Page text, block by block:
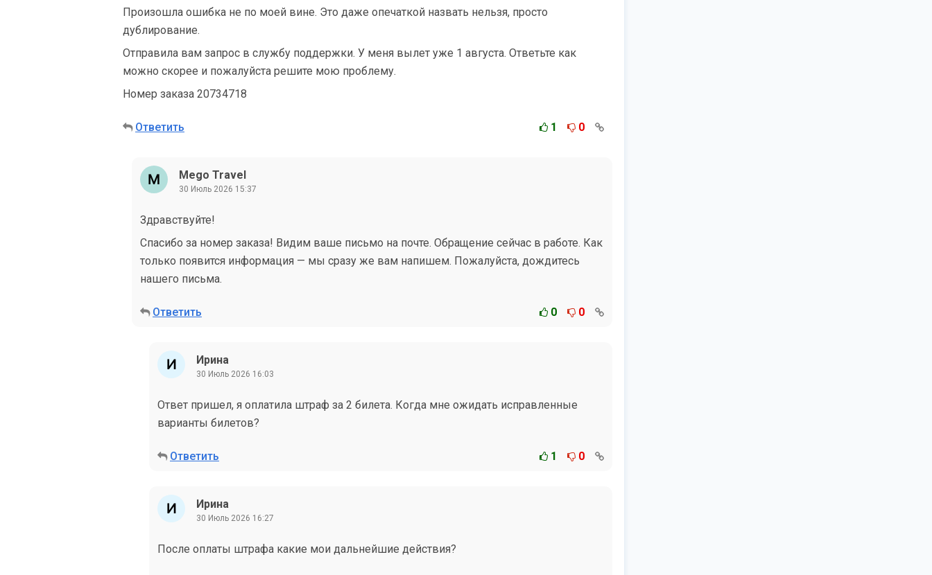
Произошла ошибка не по моей вине. Это даже опечаткой назвать нельзя, просто
дублирование.
Отправила вам запрос в службу поддержки. У меня вылет уже 1 августа. Ответьте как
можно скорее и пожалуйста решите мою проблему.
Номер заказа 20734718
Ответить 1 0
Mego Travel
30 Июль 2026 15:37
Здравствуйте!
Спасибо за номер заказа! Видим ваше письмо на почте. Обращение сейчас в работе. Как
только появится информация — мы сразу же вам напишем. Пожалуйста, дождитесь
нашего письма.
Ответить 0 0
Ирина
30 Июль 2026 16:03
Ответ пришел, я оплатила штраф за 2 билета. Когда мне ожидать исправленные
варианты билетов?
Ответить 1 0
Ирина
30 Июль 2026 16:27
После оплаты штрафа какие мои дальнейшие действия?